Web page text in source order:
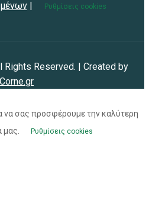
| Ρυθμίσεις cookies
Reserved. | Created by
Corne.gr
να σας προσφέρουμε την καλύτερη
μας.
Ρυθμίσεις cookies